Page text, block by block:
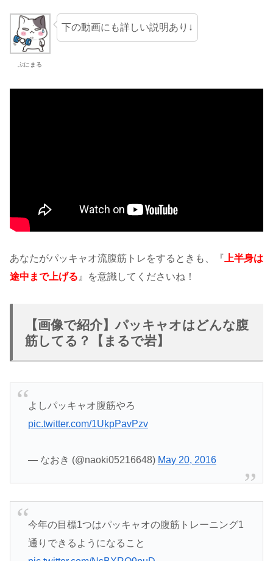
ぷにまる
下の動画にも詳しい説明あり↓
あなたがパッキャオ流腹筋トレをするときも、『 上半身は
途中まで上げる 』を意識してくださいね！
【画像で紹介】パッキャオはどんな腹
筋してる？【まるで岩】
よしパッキャオ腹筋やろ
pic.twitter.com/1UkpPavPzv
— なおき (@naoki05216648) May 20, 2016
今年の目標1つはパッキャオの腹筋トレーニング1
通りできるようになること